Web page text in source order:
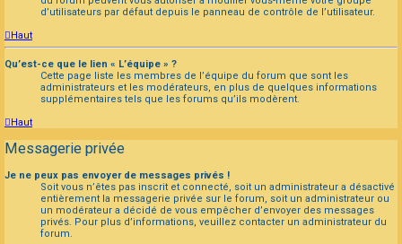
d’utilisateurs par défaut depuis le panneau de contrôle de l’utilisateur.
Haut
Qu’est-ce que le lien « L’équipe » ?
Cette page liste les membres de l’équipe du forum que sont les
administrateurs et les modérateurs, en plus de quelques informations
supplémentaires tels que les forums qu’ils modèrent.
Haut
Messagerie privée
Je ne peux pas envoyer de messages privés !
Soit vous n’êtes pas inscrit et connecté, soit un administrateur a désactivé
entièrement la messagerie privée sur le forum, soit un administrateur ou
un modérateur a décidé de vous empêcher d’envoyer des messages
privés. Pour plus d’informations, veuillez contacter un administrateur du
forum.